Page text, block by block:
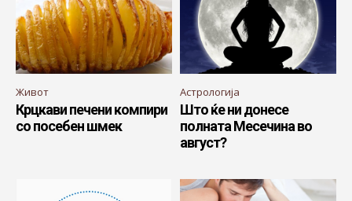
Живот
Крцкави печени компири
со посебен шмек
Астрологија
Што ќе ни донесе
полната Месечина во
август?